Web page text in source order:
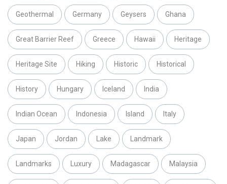
Geothermal Germany Geysers Ghana
Great Barrier Reef Greece Hawaii Heritage
Heritage Site Hiking Historic Historical
History Hungary Iceland India
Indian Ocean Indonesia Island Italy
Japan Jordan Lake Landmark
Landmarks Luxury Madagascar Malaysia